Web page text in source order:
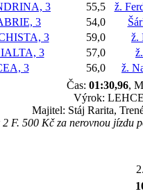
3 55,5
ž.
3 54,0
3 59,0
ž.
3 57,0
3 56,0
ž.
Čas: 01:30,96,
Výrok:
Majitel: Stáj Rarita,
F. 500 Kč za nerovnou jízdu